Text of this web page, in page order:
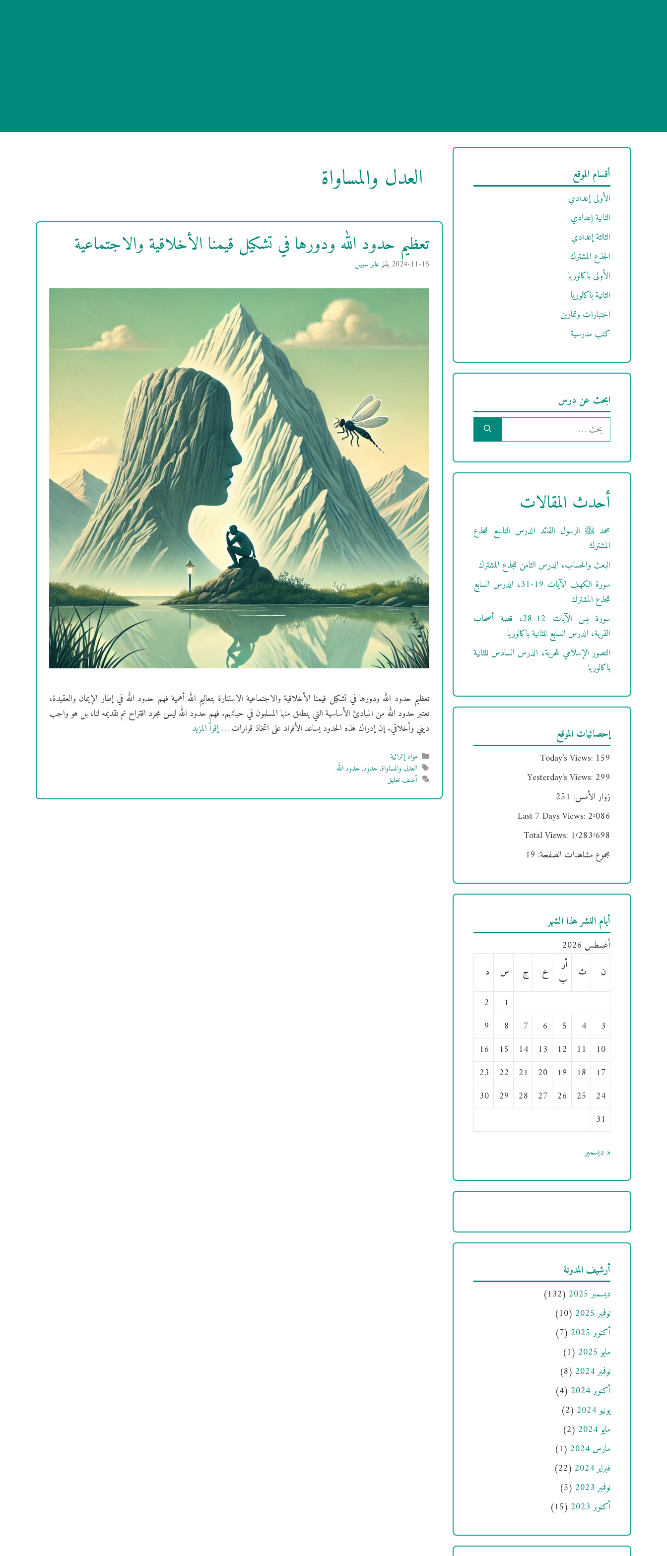
العدل والمساواة
تعظيم حدود الله ودورها في تشكيل قيمنا الأخلاقية والاجتماعية
2024-11-15 بقلمعابر سبيل
تعظيم حدود الله ودورها في تشكيل قيمنا الأخلاقية والاجتماعية الاستنارة بتعاليم الله أهمية فهم حدود الله في إطار الإيمان والعقيدة،
تعتبر حدود الله من المبادئ الأساسية التي ينطلق منها المسلمون في حياتهم. فهم حدود الله ليس مجرد اقتراح تم تقديمه لنا، بل هو واجب
ديني وأخلاقي. إن إدراك هذه الحدود يساعد الأفراد على اتخاذ قرارات …إقرأ المزيد
التصنيفات
مواد إثرائية
الوسوم
العدل والمساواة,حدود,حدود الله
أضف تعليق
أقسام الموقع
الأولى إعدادي
الثانية إعدادي
الثالثة إعدادي
الجذع المشترك
الأولى باكالوريا
الثانية باكالوريا
اختبارات وتمارين
كتب مدرسية
ابحث عن درس
البحث
عن:
أحدث المقالات
محمد ﷺ الرسول القائد الدرس التاسع للجذع
المشترك
البعث والحساب، الدرس الثامن للجذع المشترك
سورة الكهف الآيات 19-31، الدرس السابع
للجذع المشترك
سورة يس الآيات 12-28، قصة أصحاب
القرية، الدرس السابع للثانية باكالوريا
التصور الإسلامي للحرية، الدرس السادس للثانية
باكالوريا
إحصائيات الموقع
Today's Views: 159
Yesterday's Views: 299
زوار الأمس: 251
Last 7 Days Views: 2٬086
Total Views: 1٬283٬698
مجموع مشاهدات الصفحة: 19
أيام النشر هذا الشهر
أغسطس 2026
ن
ث
أر
ب
خ ج س
د
1
2
3
4
5
6
7
8
9
10
11
12
13
14
15
16
17
18
19
20
21
22
23
24
25
26
27
28
29
30
31
« ديسمبر
أرشيف المدونة
ديسمبر 2025
(132)
نوفمبر 2025
(10)
أكتوبر 2025
(7)
مايو 2025
(1)
نوفمبر 2024
(8)
أكتوبر 2024
(4)
يونيو 2024
(2)
مايو 2024
(2)
مارس 2024
(1)
فبراير 2024
(22)
نوفمبر 2023
(5)
أكتوبر 2023
(15)